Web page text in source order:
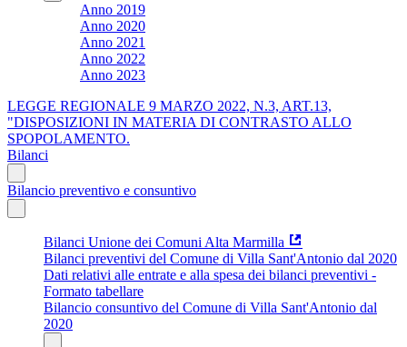
Anno 2019
Anno 2020
Anno 2021
Anno 2022
Anno 2023
LEGGE REGIONALE 9 MARZO 2022, N.3, ART.13,
"DISPOSIZIONI IN MATERIA DI CONTRASTO ALLO
SPOPOLAMENTO.
Bilanci
Bilancio preventivo e consuntivo
Bilanci Unione dei Comuni Alta Marmilla
Bilanci preventivi del Comune di Villa Sant'Antonio dal 2020
Dati relativi alle entrate e alla spesa dei bilanci preventivi -
Formato tabellare
Bilancio consuntivo del Comune di Villa Sant'Antonio dal
2020